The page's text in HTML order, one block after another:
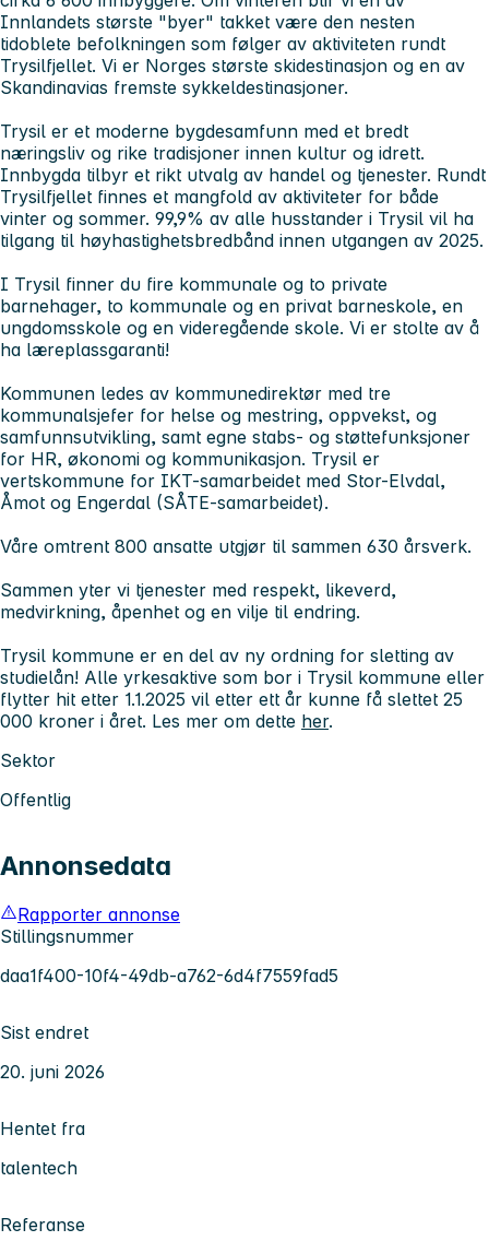
Innlandets største "byer" takket være den nesten
tidoblete befolkningen som følger av aktiviteten rundt
Trysilfjellet. Vi er Norges største skidestinasjon og en av
Skandinavias fremste sykkeldestinasjoner.
Trysil er et moderne bygdesamfunn med et bredt
næringsliv og rike tradisjoner innen kultur og idrett.
Innbygda tilbyr et rikt utvalg av handel og tjenester. Rundt
Trysilfjellet finnes et mangfold av aktiviteter for både
vinter og sommer. 99,9% av alle husstander i Trysil vil ha
tilgang til høyhastighetsbredbånd innen utgangen av 2025.
I Trysil finner du fire kommunale og to private
barnehager, to kommunale og en privat barneskole, en
ungdomsskole og en videregående skole. Vi er stolte av å
ha læreplassgaranti!
Kommunen ledes av kommunedirektør med tre
kommunalsjefer for helse og mestring, oppvekst, og
samfunnsutvikling, samt egne stabs- og støttefunksjoner
for HR, økonomi og kommunikasjon. Trysil er
vertskommune for IKT-samarbeidet med Stor-Elvdal,
Åmot og Engerdal (SÅTE-samarbeidet).
Våre omtrent 800 ansatte utgjør til sammen 630 årsverk.
Sammen yter vi tjenester med respekt, likeverd,
medvirkning, åpenhet og en vilje til endring.
Trysil kommune er en del av ny ordning for sletting av
studielån! Alle yrkesaktive som bor i Trysil kommune eller
flytter hit etter 1.1.2025 vil etter ett år kunne få slettet 25
000 kroner i året. Les mer om dette her.
Sektor
Offentlig
Annonsedata
Rapporter annonse
Stillingsnummer
daa1f400-10f4-49db-a762-6d4f7559fad5
Sist endret
20. juni 2026
Hentet fra
talentech
Referanse